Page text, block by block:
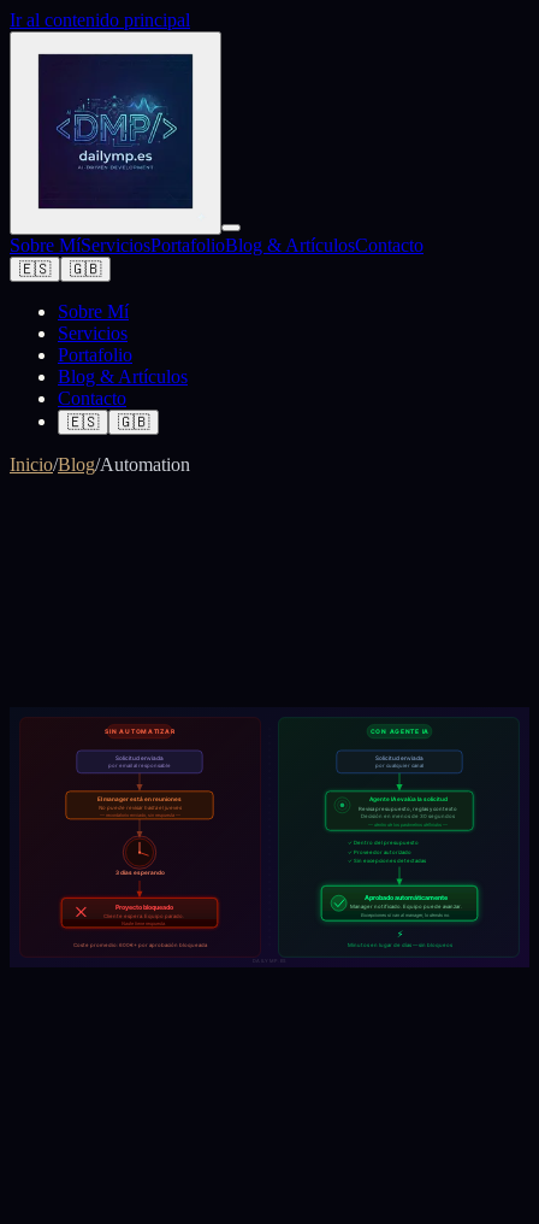
Ir al contenido principal
Sobre MíServiciosPortafolioBlog & ArtículosContacto
🇪🇸 🇬🇧
Sobre Mí
Servicios
Portafolio
Blog & Artículos
Contacto
🇪🇸 🇬🇧
Inicio/Blog/Automation